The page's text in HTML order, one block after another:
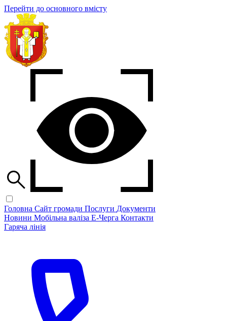
Перейти до основного вмісту
Головна Сайт громади Послуги Документи
Новини Мобільна валіза Е-Черга Контакти
Гаряча лінія